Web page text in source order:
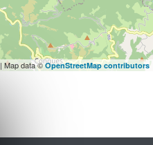
| Map data ©OpenStreetMap contributors